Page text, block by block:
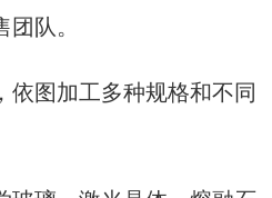
队。
依图加工多种规格和不同